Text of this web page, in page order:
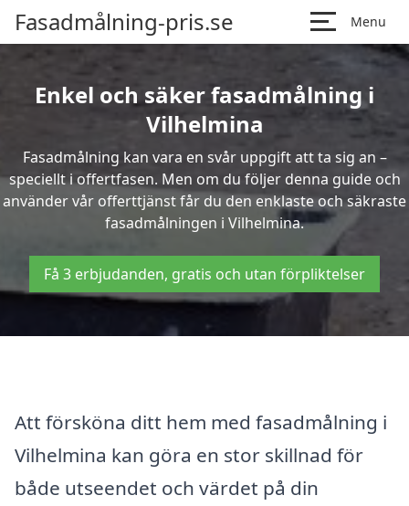
Fasadmålning-pris.se Menu
Enkel och säker fasadmålning i
Vilhelmina
Fasadmålning kan vara en svår uppgift att ta sig an –
speciellt i offertfasen. Men om du följer denna guide och
använder vår offerttjänst får du den enklaste och säkraste
fasadmålningen i Vilhelmina.
Få 3 erbjudanden, gratis och utan förpliktelser
Att försköna ditt hem med fasadmålning i
Vilhelmina kan göra en stor skillnad för
både utseendet och värdet på din